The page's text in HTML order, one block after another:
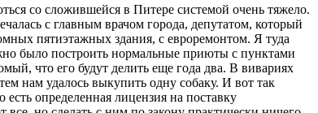
со сложившейся в Питере системой очень тяжело.
с главным врачом города, депутатом, который
пятиэтажных здания, с евроремонтом. Я туда
было построить нормальные приюты с пунктами
что его будут делить еще года два. В вивариях
нам удалось выкупить одну собаку. И вот так
определенная лицензия на поставку